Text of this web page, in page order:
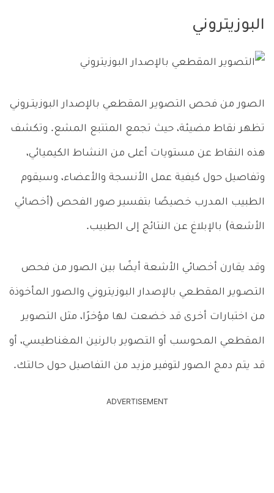
البوزيتروني
الصور من فحص التصوير المقطعي بالإصدار البوزيتـروني
تظهر نقاط مضيئة، حيث تجمع المتتبع المشع. وتكشف
هذه النقاط عن مستويات أعلى من النشاط الكيميائي،
وتفاصيل حول كيفية عمل الأنسجة والأعضاء، وسيقوم
الطبيب المدرب خصيصًا بتفسير صور الفحص (أخصائي
الأشعة) بالإبلاغ عن النتائج إلى الطبيب.
وقد يقارن أخصائي الأشعة أيضًا بين الصور من فحص
التصـوير المقطـعي بالإصدار البوزيتروني والصور المأخوذة
من اختبارات أخرى قد خضعت لها مؤخرًا، مثل التصوير
المقطعي المحوسب أو التصوير بالرنين المغناطيسي، أو
قد يتم دمج الصور لتوفير مزيد من التفاصيل حول حالتك.
ADVERTISEMENT